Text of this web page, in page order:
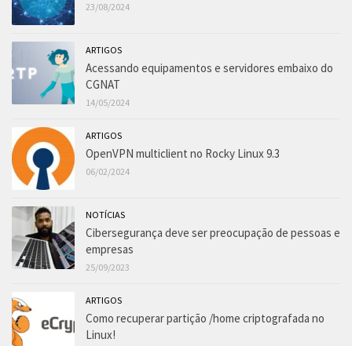
23/08/2024
ARTIGOS
Acessando equipamentos e servidores embaixo do
CGNAT
14/05/2024
ARTIGOS
OpenVPN multiclient no Rocky Linux 9.3
06/02/2024
NOTÍCIAS
Cibersegurança deve ser preocupação de pessoas e
empresas
25/09/2023
ARTIGOS
Como recuperar partição /home criptografada no
Linux!